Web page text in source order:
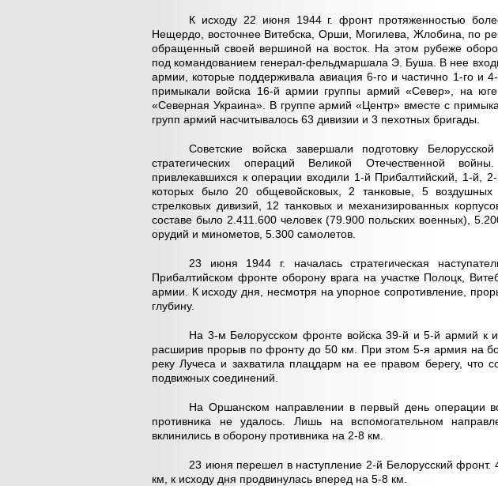
К исходу 22 июня 1944 г. фронт протяженностью
Нещердо, восточнее Витебска, Орши, Могилева, Жлобина, по
обращенный своей вершиной на восток. На этом рубеже
под командованием генерал-фельдмаршала Э. Буша. В нее
армии, которые поддерживала авиация 6-го и частично 1-го и
примыкали войска 16-й армии группы армий «Север», на
«Северная Украина». В группе армий «Центр» вместе с
групп армий насчитывалось 63 дивизии и 3 пехотных бригады.
Советские войска завершали подготовку
стратегических операций Великой Отечественной
привлекавшихся к операции входили 1-й Прибалтийский, 1-й,
которых было 20 общевойсковых, 2 танковые, 5
стрелковых дивизий, 12 танковых и механизированных
составе было 2.411.600 человек (79.900 польских военных),
орудий и минометов, 5.300 самолетов.
23 июня 1944 г. началась стратегическая
Прибалтийском фронте оборону врага на участке Полоцк,
армии. К исходу дня, несмотря на упорное сопротивление,
глубину.
На 3-м Белорусском фронте войска 39-й и 5-й армий к
расширив прорыв по фронту до 50 км. При этом 5-я армия на
реку Лучеса и захватила плацдарм на ее правом берегу, что
подвижных соединений.
На Оршанском направлении в первый день операции
противника не удалось. Лишь на вспомогательном
вклинились в оборону противника на 2-8 км.
23 июня перешел в наступление 2-й Белорусский
км, к исходу дня продвинулась вперед на 5-8 км.